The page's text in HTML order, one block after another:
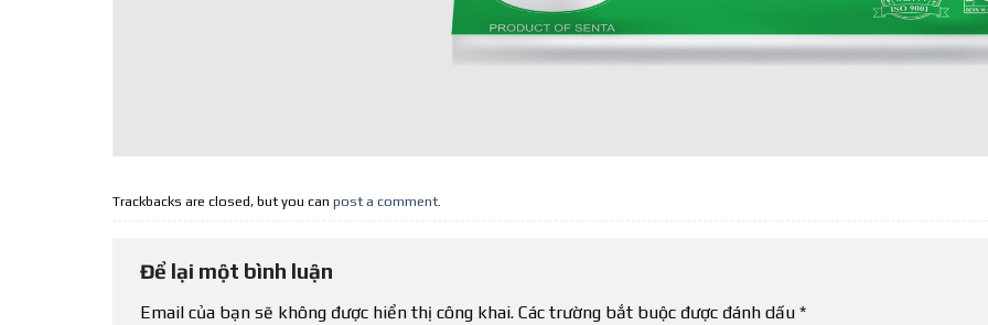
Trackbacks are closed, but you can post a comment.
Để lại một bình luận
Email của bạn sẽ không được hiển thị công khai. Các trường bắt buộc được đánh dấu *